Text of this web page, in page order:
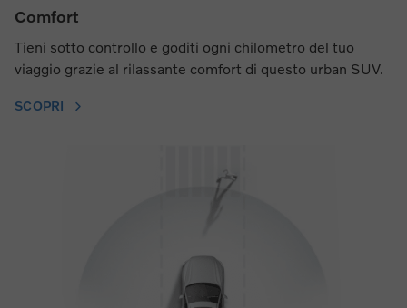
Comfort
Tieni sotto controllo e goditi ogni chilometro del tuo
viaggio grazie al rilassante comfort di questo urban SUV.
SCOPRI